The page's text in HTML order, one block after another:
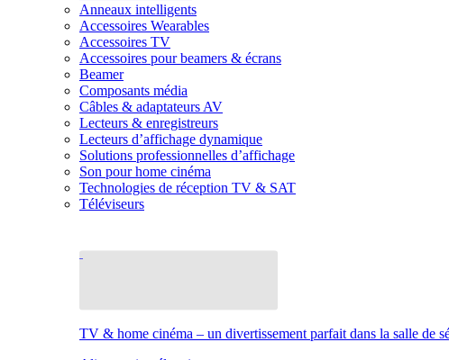
Anneaux intelligents
Accessoires Wearables
Accessoires TV
Accessoires pour beamers & écrans
Beamer
Composants média
Câbles & adaptateurs AV
Lecteurs & enregistreurs
Lecteurs d’affichage dynamique
Solutions professionnelles d’affichage
Son pour home cinéma
Technologies de réception TV & SAT
Téléviseurs
TV & home cinéma – un divertissement parfait dans la salle de